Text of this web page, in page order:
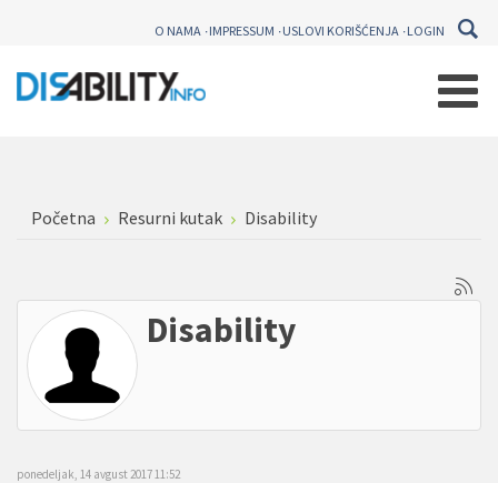
O NAMA IMPRESSUM USLOVI KORIŠĆENJA LOGIN
Početna Resurni kutak Disability
Disability
ponedeljak, 14 avgust 2017 11:52